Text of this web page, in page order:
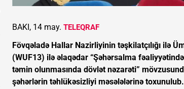
BAKI, 14 may. TELEQRAF
Fövqəladə Hallar Nazirliyinin təşkilatçılığı ilə
(WUF13) ilə əlaqədar “Şəhərsalma
təmin olunmasında dövlət nəzarəti”
şəhərlərin təhlükəsizliyi məsələlərinə toxunulub.